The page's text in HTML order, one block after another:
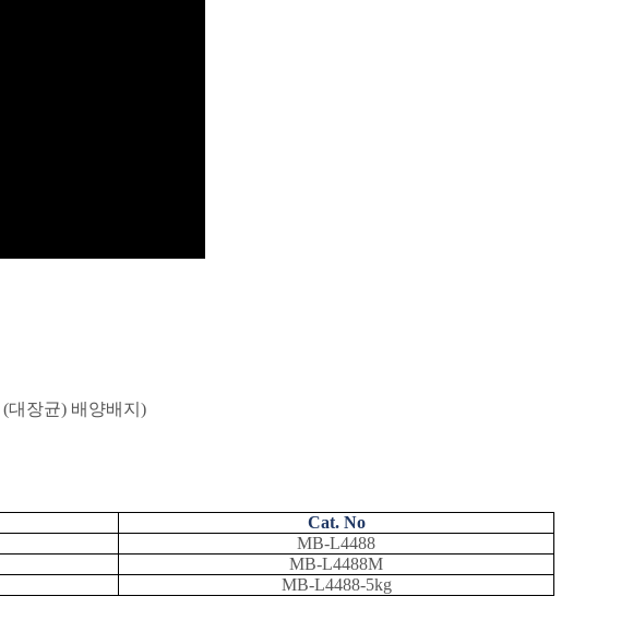
(대장균) 배양배지 )
Cat. No
MB-L4488
MB-L4488M
MB-L4488-5kg